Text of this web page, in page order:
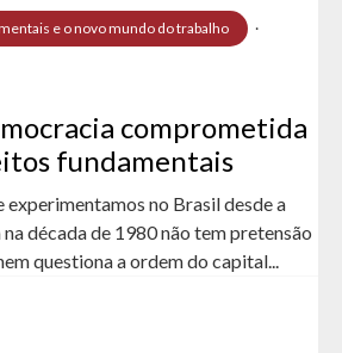
e o novo mundo do trabalho
·
comprometida
fundamentais
experimentamos no Brasil desde a
década de 1980 não tem pretensão
questiona a ordem do capital...